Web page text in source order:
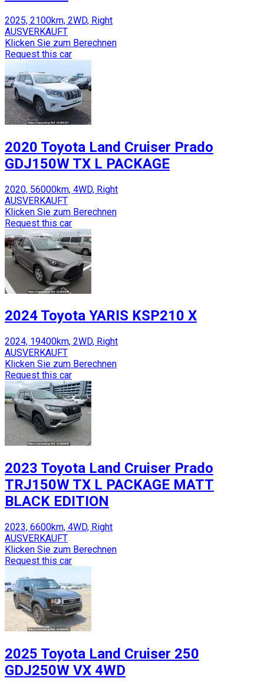
2025, 2100km, 2WD, Right
AUSVERKAUFT
Klicken Sie zum Berechnen
Request this car
2020 Toyota Land Cruiser Prado
GDJ150W TX L PACKAGE
2020, 56000km, 4WD, Right
AUSVERKAUFT
Klicken Sie zum Berechnen
Request this car
2024 Toyota YARIS KSP210 X
2024, 19400km, 2WD, Right
AUSVERKAUFT
Klicken Sie zum Berechnen
Request this car
2023 Toyota Land Cruiser Prado
TRJ150W TX L PACKAGE MATT
BLACK EDITION
2023, 6600km, 4WD, Right
AUSVERKAUFT
Klicken Sie zum Berechnen
Request this car
2025 Toyota Land Cruiser 250
GDJ250W VX 4WD